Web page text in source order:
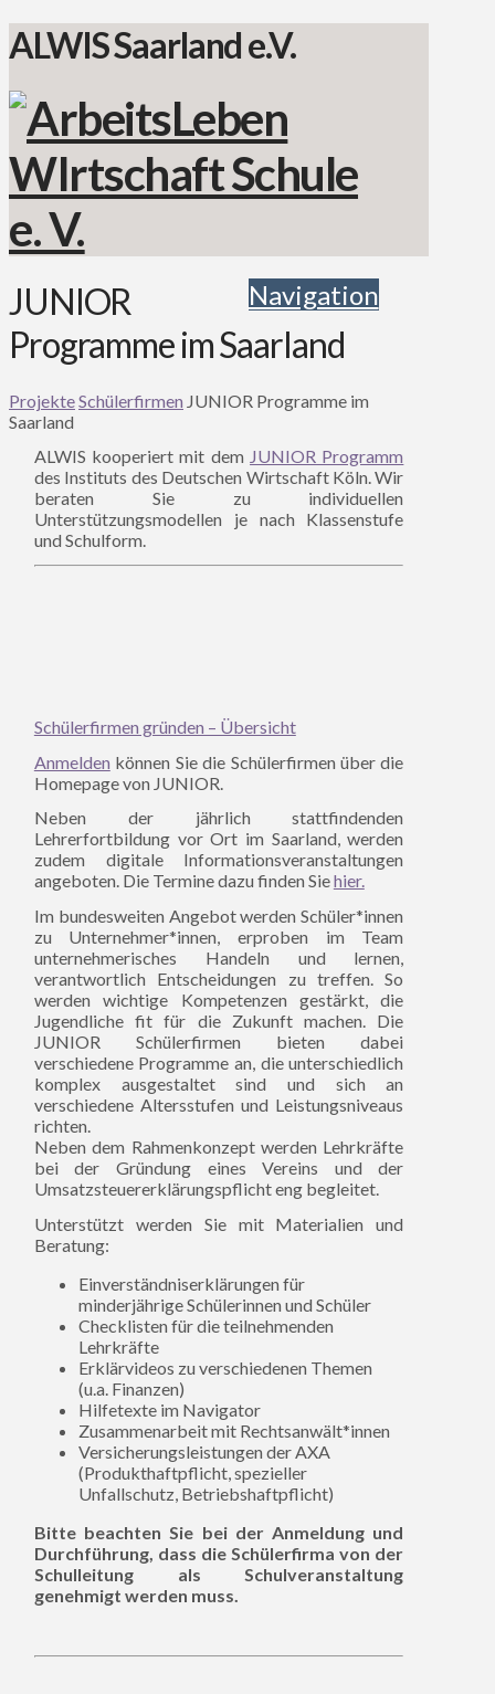
ALWIS Saarland e.V.
Navigation
JUNIOR
Programme im Saarland
ProjekteSchülerfirmen JUNIOR Programme im
Saarland
ALWIS kooperiert mit dem JUNIOR Programm
des Instituts des Deutschen Wirtschaft Köln. Wir
beraten Sie zu individuellen
Unterstützungsmodellen je nach Klassenstufe
und Schulform.
Schülerfirmen gründen – Übersicht
Anmelden können Sie die Schülerfirmen über die
Homepage von JUNIOR.
Neben der jährlich stattfindenden
Lehrerfortbildung vor Ort im Saarland, werden
zudem digitale Informationsveranstaltungen
angeboten. Die Termine dazu finden Siehier.
Im bundesweiten Angebot werden Schüler*innen
zu Unternehmer*innen, erproben im Team
unternehmerisches Handeln und lernen,
verantwortlich Entscheidungen zu treffen. So
werden wichtige Kompetenzen gestärkt, die
Jugendliche fit für die Zukunft machen. Die
JUNIOR Schülerfirmen bieten dabei
verschiedene Programme an, die unterschiedlich
komplex ausgestaltet sind und sich an
verschiedene Altersstufen und Leistungsniveaus
richten.
Neben dem Rahmenkonzept werden Lehrkräfte
bei der Gründung eines Vereins und der
Umsatzsteuererklärungspflicht eng begleitet.
Unterstützt werden Sie mit Materialien und
Beratung:
Einverständniserklärungen für
minderjährige Schülerinnen und Schüler
Checklisten für die teilnehmenden
Lehrkräfte
Erklärvideos zu verschiedenen Themen
(u.a. Finanzen)
Hilfetexte im Navigator
Zusammenarbeit mit Rechtsanwält*innen
Versicherungsleistungen der AXA
(Produkthaftpflicht, spezieller
Unfallschutz, Betriebshaftpflicht)
Bitte beachten Sie bei der Anmeldung und
Durchführung, dass die Schülerfirma von der
Schulleitung als Schulveranstaltung
genehmigt werden muss.